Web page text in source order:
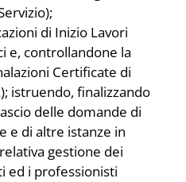
di Inizio Lavori
e, controllandone la
Certificate di
istruendo, finalizzando
delle domande di
e di altre istanze in
gestione dei
ed i professionisti